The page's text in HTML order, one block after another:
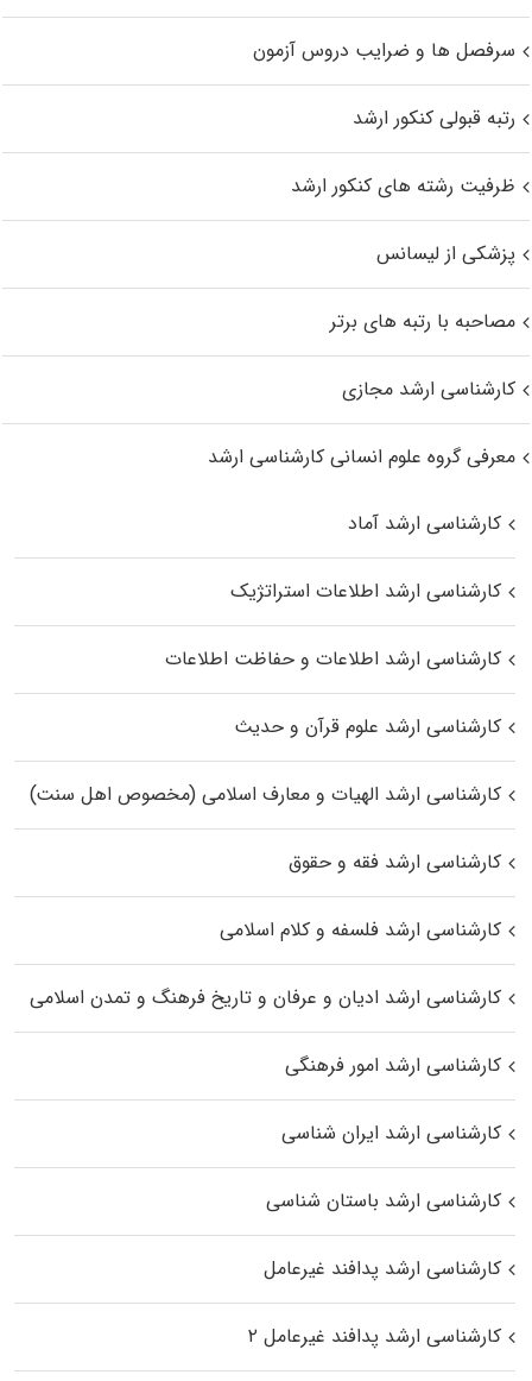
سرفصل ها و ضرایب دروس آزمون
رتبه قبولی کنکور ارشد
ظرفیت رشته های کنکور ارشد
پزشکی از لیسانس
مصاحبه با رتبه های برتر
کارشناسی ارشد مجازی
معرفی گروه علوم انسانی کارشناسی ارشد
کارشناسی ارشد آماد
کارشناسی ارشد اطلاعات استراتژیک
کارشناسی ارشد اطلاعات و حفاظت اطلاعات
کارشناسی ارشد علوم قرآن و حدیث
کارشناسی ارشد الهیات و معارف اسلامی (مخصوص اهل سنت)
کارشناسی ارشد فقه و حقوق
کارشناسی ارشد فلسفه و کلام اسلامی
کارشناسی ارشد ادیان و عرفان و تاریخ فرهنگ و تمدن اسلامی
کارشناسی ارشد امور فرهنگی
کارشناسی ارشد ایران شناسی
کارشناسی ارشد باستان شناسی
کارشناسی ارشد پدافند غیرعامل
کارشناسی ارشد پدافند غیرعامل ۲